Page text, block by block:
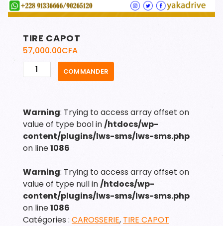
TIRE CAPOT
57,000.00CFA
quantité
de
COMMANDER
Warning: Trying to access array offset on
value of type bool in/htdocs/wp-
content/plugins/lws-sms/lws-sms.php
on line1086
Warning: Trying to access array offset on
value of type null in/htdocs/wp-
content/plugins/lws-sms/lws-sms.php
on line1086
Catégories : CAROSSERIE, TIRE CAPOT